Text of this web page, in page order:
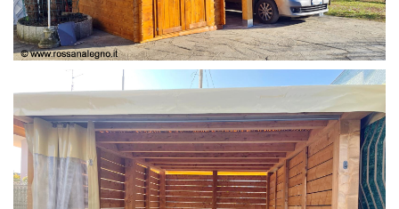
CASETTA E COPERTURA AUTO